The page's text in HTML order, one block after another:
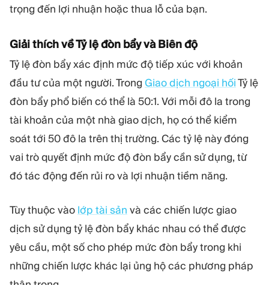
trọng đến lợi nhuận hoặc thua lỗ của bạn.
Giải thích về Tỷ lệ đòn bẩy và Biên độ
Tỷ lệ đòn bẩy xác định mức độ tiếp xúc với khoản
đầu tư của một người. Trong Giao dịch ngoại hốiTỷ lệ
đòn bẩy phổ biến có thể là 50:1. Với mỗi đô la trong
tài khoản của một nhà giao dịch, họ có thể kiểm
soát tới 50 đô la trên thị trường. Các tỷ lệ này đóng
vai trò quyết định mức độ đòn bẩy cần sử dụng, từ
đó tác động đến rủi ro và lợi nhuận tiềm năng.
Tùy thuộc vào lớp tài sản và các chiến lược giao
dịch sử dụng tỷ lệ đòn bẩy khác nhau có thể được
yêu cầu, một số cho phép mức đòn bẩy trong khi
những chiến lược khác lại ủng hộ các phương pháp